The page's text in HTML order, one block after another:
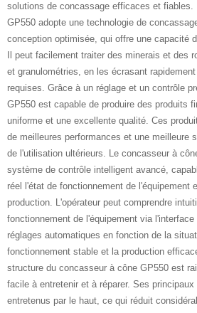
solutions de concassage efficaces et fiables.
GP550 adopte une technologie de
conception optimisée, qui offre une capacité
Il peut facilement traiter des minerais et des
et granulométries, en les écrasant
requises. Grâce à un réglage et un contrôle
GP550 est capable de produire des produits
uniforme et une excellente qualité. Ces
de meilleures performances et une meilleure
de l'utilisation ultérieurs. Le concasseur à
système de contrôle intelligent avancé,
réel l'état de fonctionnement de l'équipement
production. L'opérateur peut comprendre
fonctionnement de l'équipement via
réglages automatiques en fonction de la
fonctionnement stable et la production
structure du concasseur à cône GP550 est
facile à entretenir et à réparer. Ses
entretenus par le haut, ce qui réduit